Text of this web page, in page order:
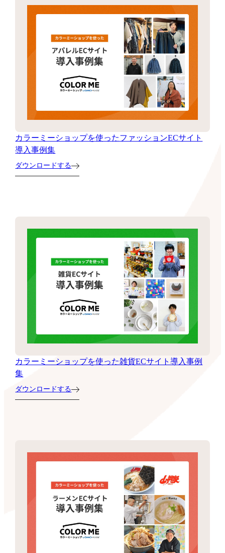
カラーミーショップを使ったファッションECサイト
導入事例集
ダウンロードする
カラーミーショップを使った雑貨ECサイト導入事例
集
ダウンロードする